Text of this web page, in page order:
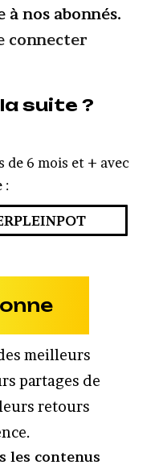
à nos abonnés.
connecter
suite ?
de 6 mois et + avec
:
meilleurs
partages de
retours
les contenus